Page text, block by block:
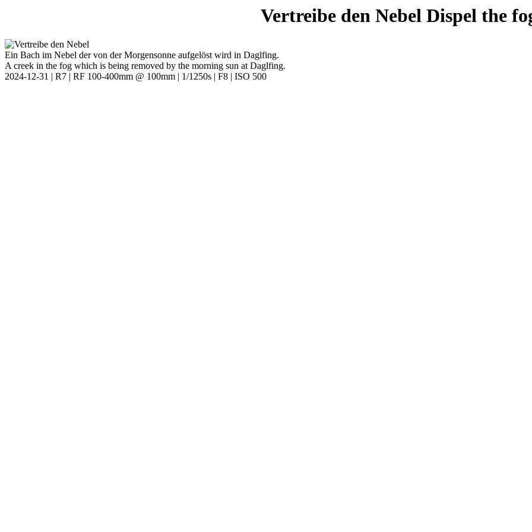
Vertreibe den Nebel Dispel the
Ein Bach im Nebel der von der Morgensonne aufgelöst wird in Daglfing.
A creek in the fog which is being removed by the morning sun at Daglfing.
2024-12-31 | R7 | RF 100-400mm @ 100mm | 1/1250s | F8 | ISO 500